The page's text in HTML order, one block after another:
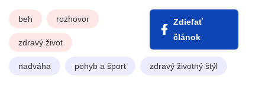
beh rozhovor
zdravý život
Zdieľať
článok
nadváha pohyb a šport zdravý životný štýl